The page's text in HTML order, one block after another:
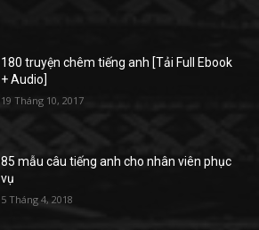
180 truyện chêm tiếng anh [Tải Full Ebook
+ Audio]
19 Tháng 10, 2017
85 mẫu câu tiếng anh cho nhân viên phục
vụ
5 Tháng 4, 2018